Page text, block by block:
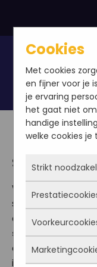
SEO
Wil je meer
staat en zien wat
optimalisatie nu
softwaremaakt
ontwikkelde
inzichtelijk hoe
Cookies
Met cookies
en fijner voor je
je ervaring
het gaat niet
handige
welke cookies je
Strikt
Deze cookies
überhaupt
kunnen niet
ze alleen
inloggen, een
Met deze
bezocht
komen en
Deze cookies